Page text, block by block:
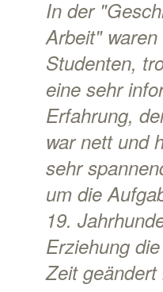
In der
Arbeit"
Studenten,
eine sehr
Erfahrung,
war nett und
sehr
um die
19.
Erziehung
Zeit